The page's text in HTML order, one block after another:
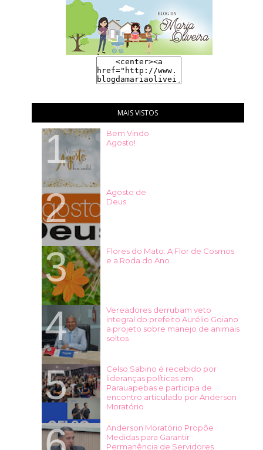
MAIS VISTOS
Bem Vindo
Agosto!
Agosto de
Deus
Flores do Mato: A Flor de Cosmos
e a Roda do Ano
Vereadores derrubam veto
integral do prefeito Aurélio Goiano
a projeto sobre manejo de animais
soltos
Celso Sabino é recebido por
lideranças políticas em
Parauapebas e participa de
encontro articulado por Anderson
Moratório
Anderson Moratório Propõe
Medidas para Garantir
Permanência de Servidores